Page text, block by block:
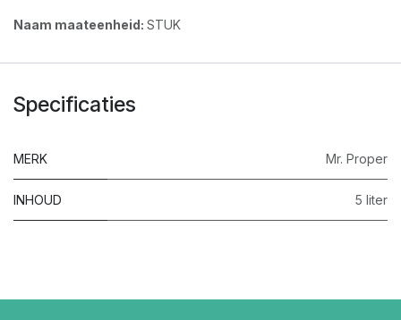
Naam maateenheid: STUK
Specificaties
MERK Mr. Proper
INHOUD 5 liter